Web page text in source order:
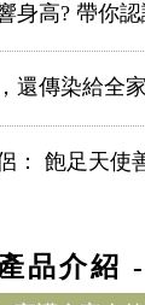
? 帶你認識兒童
還傳染給全
足天使善纖達 與
品介紹 -